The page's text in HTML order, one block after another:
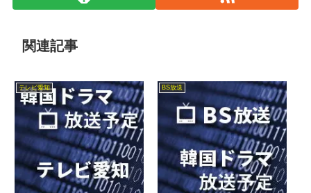
関連記事
テレビ愛知 BS放送